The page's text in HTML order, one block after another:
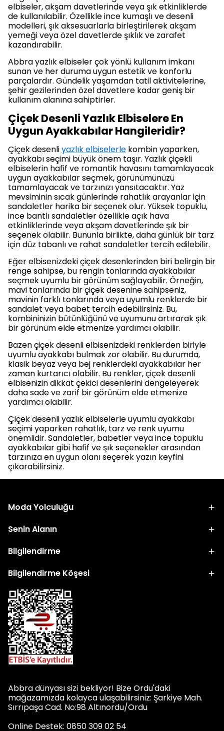
elbiseler, akşam davetlerinde veya şık etkinliklerde
de kullanılabilir. Özellikle ince kumaşlı ve desenli
modelleri, şık aksesuarlarla birleştirilerek akşam
yemeği veya özel davetlerde şıklık ve zarafet
kazandırabilir.
Abbra yazlık elbiseler çok yönlü kullanım imkanı
sunan ve her duruma uygun estetik ve konforlu
parçalardır. Gündelik yaşamdan tatil aktivitelerine,
şehir gezilerinden özel davetlere kadar geniş bir
kullanım alanına sahiptirler.
Çiçek Desenli Yazlık Elbiselere En
Uygun Ayakkabılar Hangileridir?
Çiçek desenliyazlık elbiselerle kombin yaparken,
ayakkabı seçimi büyük önem taşır. Yazlık çiçekli
elbiselerin hafif ve romantik havasını tamamlayacak
uygun ayakkabılar seçmek, görünümünüzü
tamamlayacak ve tarzınızı yansıtacaktır. Yaz
mevsiminin sıcak günlerinde rahatlık arayanlar için
sandaletler harika bir seçenek olur. Yüksek topuklu,
ince bantlı sandaletler özellikle açık hava
etkinliklerinde veya akşam davetlerinde şık bir
seçenek olabilir. Bununla birlikte, daha günlük bir tarz
için düz tabanlı ve rahat sandaletler tercih edilebilir.
Eğer elbisenizdeki çiçek desenlerinden biri belirgin bir
renge sahipse, bu rengin tonlarında ayakkabılar
seçmek uyumlu bir görünüm sağlayabilir. Örneğin,
mavi tonlarında bir çiçek desenine sahipseniz,
mavinin farklı tonlarında veya uyumlu renklerde bir
sandalet veya babet tercih edebilirsiniz. Bu,
kombininizin bütünlüğünü ve uyumunu artırarak şık
bir görünüm elde etmenize yardımcı olabilir.
Bazen çiçek desenli elbisenizdeki renklerden biriyle
uyumlu ayakkabı bulmak zor olabilir. Bu durumda,
klasik beyaz veya bej renklerdeki ayakkabılar her
zaman kurtarıcı olabilir. Bu renkler, çiçek desenli
elbisenizin dikkat çekici desenlerini dengeleyerek
daha sade ve zarif bir görünüm elde etmenize
yardımcı olabilir.
Çiçek desenli yazlık elbiselerle uyumlu ayakkabı
seçimi yaparken rahatlık, tarz ve renk uyumu
önemlidir. Sandaletler, babetler veya ince topuklu
ayakkabılar gibi hafif ve şık seçenekler arasından
tarzınıza en uygun olanı seçerek yazın keyfini
çıkarabilirsiniz.
Moda Yolculuğu
Senin Alanın
Bilgilendirme
Bilgilendirme Köşesi
Abbra dünyası sizi bekliyor! Bize Ordu'daki
mağazamızda kolayca ulaşabilirsiniz: Şarkiye Mah.
Sırrıpaşa Cad. No:98 Altınordu/Ordu
Online Destek: 0850 309 02 54